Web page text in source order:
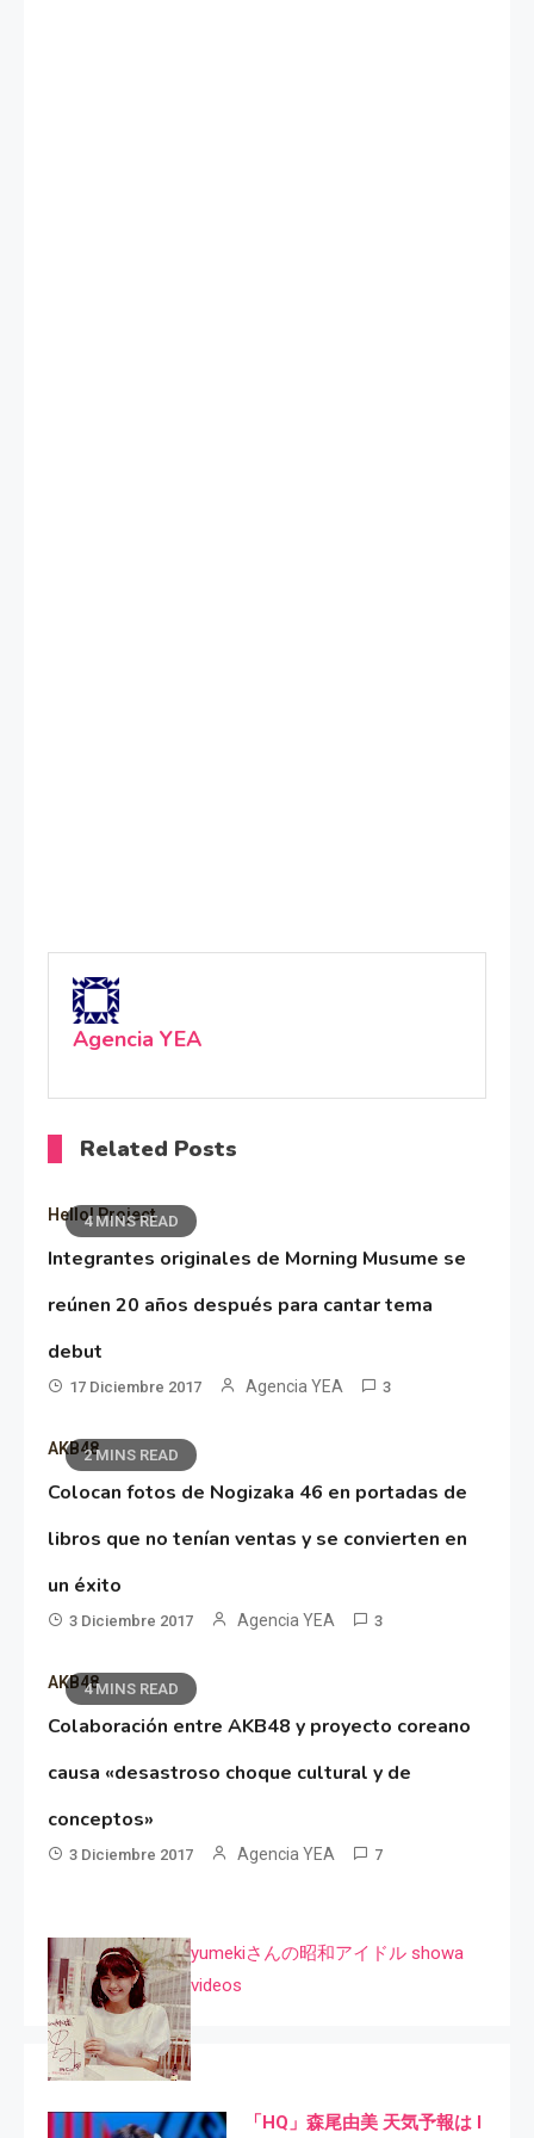
Agencia YEA
Related Posts
4 MINS READ
Hello! Project
Integrantes originales de Morning Musume se
reúnen 20 años después para cantar tema
debut
17 Diciembre 2017 Agencia YEA 3
2 MINS READ
AKB48
Colocan fotos de Nogizaka 46 en portadas de
libros que no tenían ventas y se convierten en
un éxito
3 Diciembre 2017 Agencia YEA 3
4 MINS READ
AKB48
Colaboración entre AKB48 y proyecto coreano
causa «desastroso choque cultural y de
conceptos»
3 Diciembre 2017 Agencia YEA 7
yumekiさんの昭和アイドル showa
videos
「HQ」森尾由美 天気予報は I